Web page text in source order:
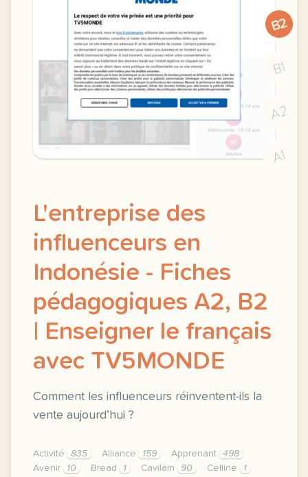
B2
B1
A2
A1
L'entreprise des
influenceurs en
Indonésie - Fiches
pédagogiques A2, B2
| Enseigner le français
avec TV5MONDE
Comment les influenceurs réinventent-ils la
vente aujourd’hui ?
Activité 835 Alliance 159 Apprenant
498
Avenir
10 Bread 1 Cavilam 90 Celline
1